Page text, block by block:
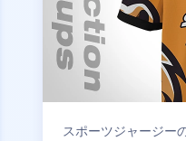
スポーツジャージー